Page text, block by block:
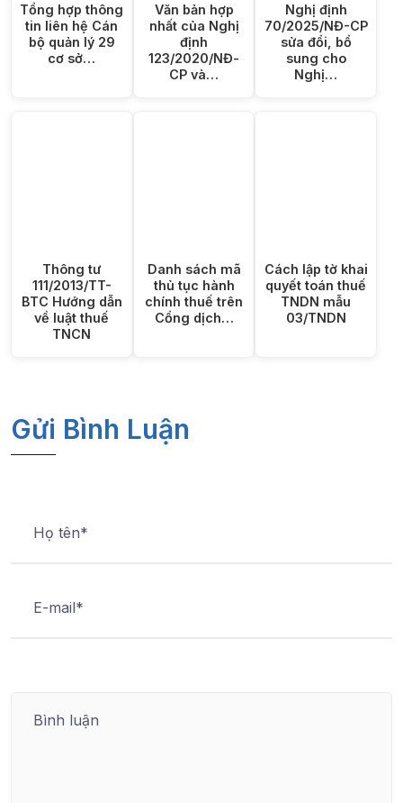
Tổng hợp thông
tin liên hệ Cán
bộ quản lý 29
cơ sở…
Văn bản hợp
nhất của Nghị
định
123/2020/NĐ-
CP và…
Nghị định
70/2025/NĐ-CP
sửa đổi, bổ
sung cho
Nghị…
Thông tư
111/2013/TT-
BTC Hướng dẫn
về luật thuế
TNCN
Danh sách mã
thủ tục hành
chính thuế trên
Cổng dịch…
Cách lập tờ khai
quyết toán thuế
TNDN mẫu
03/TNDN
Gửi Bình Luận